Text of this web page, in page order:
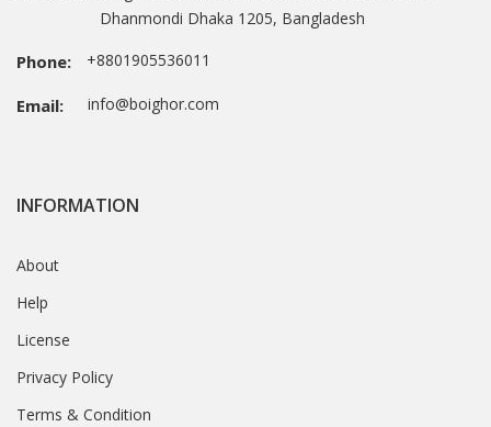
Dhanmondi Dhaka 1205, Bangladesh
Phone: +8801905536011
Email: info@boighor.com
INFORMATION
About
Help
License
Privacy Policy
Terms & Condition